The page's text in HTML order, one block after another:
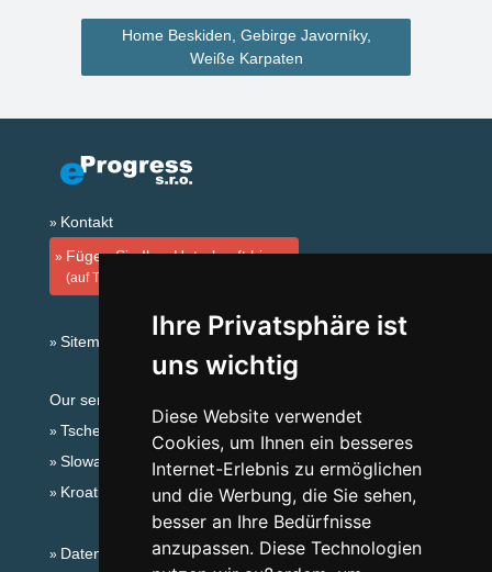
Ihre Privatsphäre ist
uns wichtig
Diese Website verwendet
Cookies, um Ihnen ein besseres
Internet-Erlebnis zu ermöglichen
und die Werbung, die Sie sehen,
besser an Ihre Bedürfnisse
anzupassen. Diese Technologien
Home Beskiden, Gebirge Javorníky,
Weiße Karpaten
Kontakt
Fügen Sie Ihre Unterkunft hinzu
(auf Tschechisch)
Sitemap
Our servers:
Tschechische Gebirge
Slowakische Gebirge
Kroatien
Datenschutz